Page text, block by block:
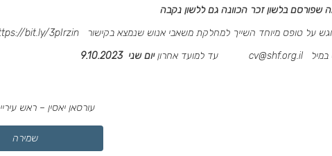
שפורסם בלשון זכר הכוונה גם ללשון נקבה
על טופס מיוחד השייך למחלקת משאבי אנוש שנמצא בקישור
bit.ly/3pIrzin
cv@shf.org.il עד למועד אחרון יום שני 9.10.2023
עורסאן יאסין – ראש
שמירה